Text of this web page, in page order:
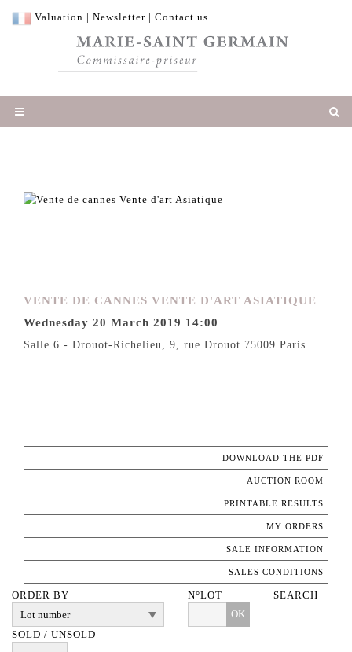
Valuation | Newsletter | Contact us
VENTE DE CANNES VENTE D'ART ASIATIQUE
Wednesday 20 March 2019 14:00
Salle 6 - Drouot-Richelieu, 9, rue Drouot 75009 Paris
DOWNLOAD THE PDF
AUCTION ROOM
PRINTABLE RESULTS
MY ORDERS
SALE INFORMATION
SALES CONDITIONS
ORDER BY
N°LOT
OK
SOLD / UNSOLD
SEARCH